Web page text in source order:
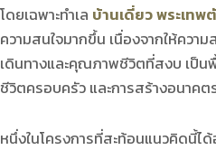
โดยเฉพาะทำเล บ้านเดี่ยว พระเทพ
ความสนใจมากขึ้น เนื่องจากให้ควา
เดินทางและคุณภาพชีวิตที่สงบ เป็น
ชีวิตครอบครัว และการสร้างอนาค
หนึ่งในโครงการที่สะท้อนแนวคิดนี้ไ